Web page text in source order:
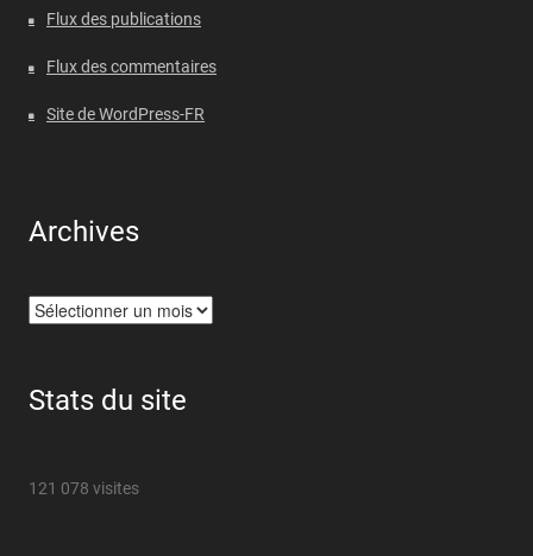
Flux des publications
Flux des commentaires
Site de WordPress-FR
Archives
Archives
Stats du site
121 078 visites